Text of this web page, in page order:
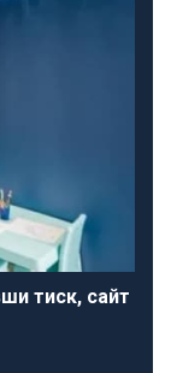
тиск, сайт